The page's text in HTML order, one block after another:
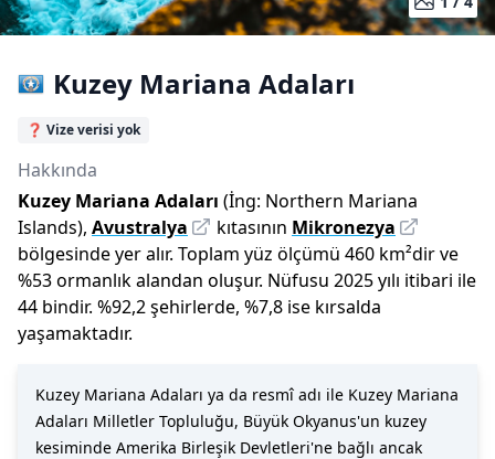
Kuzey Mariana Adaları
❓ Vize verisi yok
Hakkında
Kuzey Mariana Adaları (İng: Northern Mariana
Islands), Avustralya kıtasının Mikronezya
bölgesinde yer alır. Toplam yüz ölçümü 460 km²dirve
%53ormanlık alandan oluşur. Nüfusu 2025yılı itibari ile
44 bindir. %92,2şehirlerde, %7,8 ise kırsalda
yaşamaktadır.
Kuzey Mariana Adaları ya da resmî adı ile Kuzey Mariana
Adaları Milletler Topluluğu, Büyük Okyanus'un kuzey
kesiminde Amerika Birleşik Devletleri'ne bağlı ancak